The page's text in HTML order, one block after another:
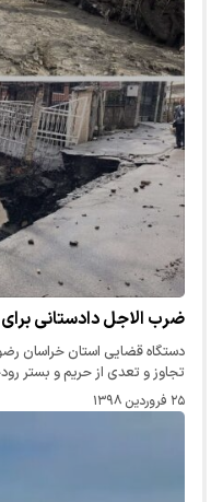
ضرب الاجل دادستانی برای
دستگاه قضایی استان خراسان
تجاوز و تعدی از حریم و بستر
۲۵ فروردین ۱۳۹۸